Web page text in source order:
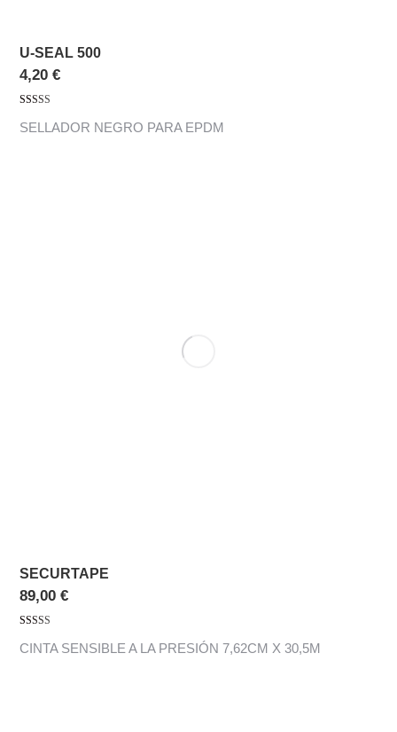
U-SEAL 500
4,20 €
5.00
de 5
SELLADOR NEGRO PARA EPDM
SECURTAPE
89,00 €
5.00de 5
CINTA SENSIBLE A LA PRESIÓN 7,62CM X 30,5M